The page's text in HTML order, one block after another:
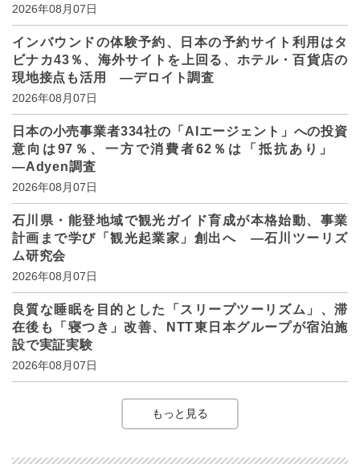
2026年08月07日
インバウンドの体験予約、日本の予約サイト利用はタ
ビナカ43％、海外サイトを上回る、ホテル・百貨店の
現地接点も活用 ―デロイト調査
2026年08月07日
日本の小売事業者334社の「AIエージェント」への投資
意向は97％、一方で消費者62％は「抵抗あり」
―Adyen調査
2026年08月07日
石川県・能登地域で観光ガイド育成が本格始動、事業
計画まで学び「観光起業家」創出へ ―石川ツーリズ
ム研究会
2026年08月07日
良質な睡眠を目的とした「スリープツーリズム」、滞
在後も「寝つき」改善、NTT東日本グループが宿泊施
設で実証実験
2026年08月07日
もっと見る